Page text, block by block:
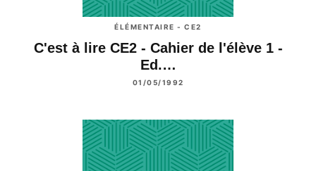
ÉLÉMENTAIRE - CE2
C'est à lire CE2 - Cahier de l'élève 1 -
Ed.…
01/05/1992